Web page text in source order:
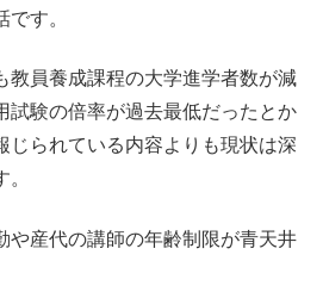
す。
教員養成課程の大学進学者数が減
試験の倍率が過去最低だったとか
じられている内容よりも現状は深
や産代の講師の年齢制限が青天井